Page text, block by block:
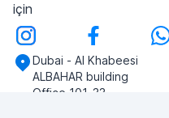
için
Dubai - Al Khabeesi
ALBAHAR building
Office 101-33